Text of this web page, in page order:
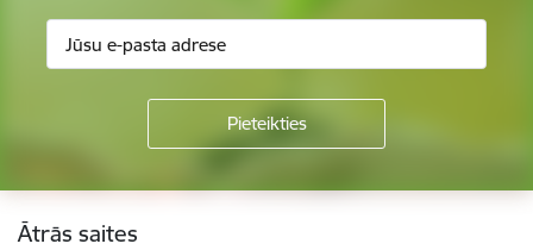
Kājene
Ātrās saites